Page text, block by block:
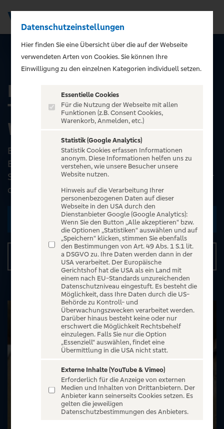
ALLE EVENTS
Deutsches Whisky
Tasting in Neckarsulm /
Whisky Stube
Entdecke die Welt des Deutschen Whiskys – Ein
Erlebnis für alle Sinne!In diesem besonderen
Seminar zu deutschem Whisky wird mehr als nur
deine Zunge i...
Zu den Terminen
Details
Datenschutzeinstellungen
Hier finden Sie eine Übersicht über die auf der Webseite
verwendeten Arten von Cookies. Sie können Ihre
Einwilligung zu den einzelnen Kategorien individuell setzen.
Essentielle Cookies
Für die Nutzung der Webseite mit allen
Funktionen (z.B. Consent Cookies,
Warenkorb, Anmelden, etc.)
Statistik (Google Analytics)
Statistik Cookies erfassen Informationen
anonym. Diese Informationen helfen uns zu
verstehen, wie unsere Besucher unsere
Website nutzen.
Hinweis auf die Verarbeitung Ihrer
personenbezogenen Daten auf dieser
Webseite in den USA durch den
Dienstanbieter Google (Google Analytics):
Wenn Sie den Button „Alle akzeptieren“ bzw.
die Optionen „Statistiken“ auswählen und auf
„Speichern“ klicken, stimmen Sie ebenfalls
den Bestimmungen von Art. 49 Abs. 1 S.1 lit.
a DSGVO zu. Ihre Daten werden dann in der
USA verarbeitet. Der Europäische
Gerichtshof hat die USA als ein Land mit
einem nach EU-Standards unzureichenden
Datenschutzniveau eingestuft. Es besteht die
Möglichkeit, dass Ihre Daten durch die US-
Behörde zu Kontroll- und
Überwachungszwecken verarbeitet werden.
Darüber hinaus besteht keine oder nur
erschwert die Möglichkeit Rechtsbehelf
einzulegen. Falls Sie nur die Option
„Essenziell“ auswählen, findet eine
Übermittlung in die USA nicht statt.
Externe Inhalte (YouTube & Vimeo)
Erforderlich für die Anzeige von externen
Medien und Inhalten von Drittanbietern. Der
Anbieter kann seinerseits Cookies setzen. Es
gelten die jeweiligen
Datenschutzbestimmungen des Anbieters.